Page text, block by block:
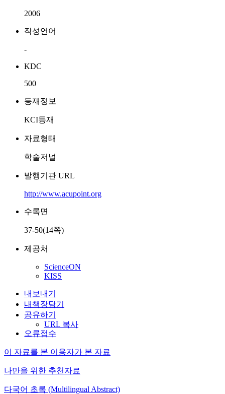
2006
작성언어
-
KDC
500
등재정보
KCI등재
자료형태
학술저널
발행기관 URL
http://www.acupoint.org
수록면
37-50(14쪽)
제공처
ScienceON
KISS
내보내기
내책장담기
공유하기
URL 복사
오류접수
이 자료를 본 이용자가 본 자료
나만을 위한 추천자료
다국어 초록 (Multilingual Abstract)